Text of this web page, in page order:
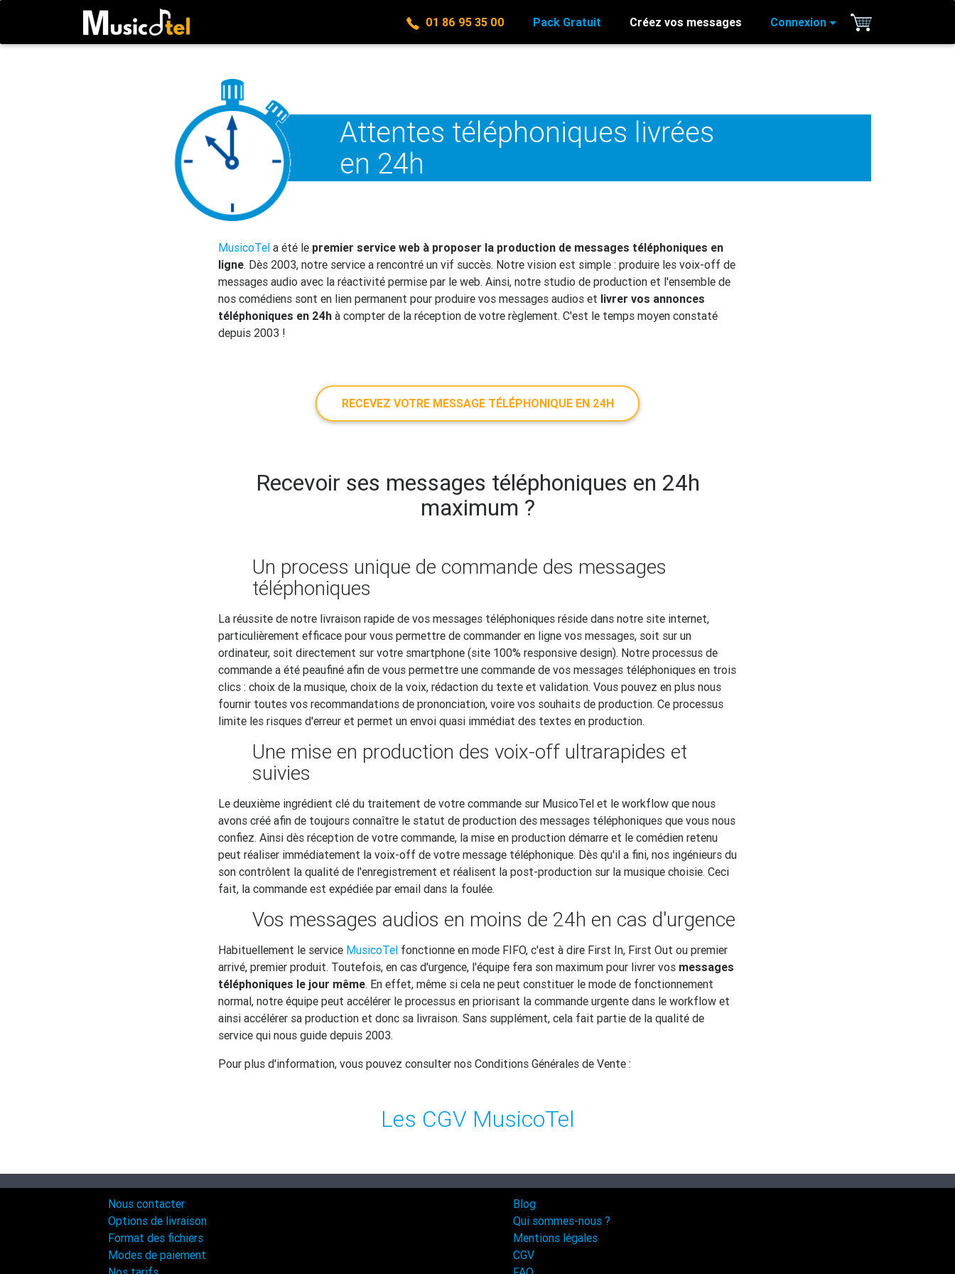
01 86 95 35 00 Pack Gratuit Créez vos messages Connexion
Attentes téléphoniques livrées
en 24h
MusicoTel a été le premier service web à proposer la production de messages téléphoniques en
ligne. Dès 2003, notre service a rencontré un vif succès. Notre vision est simple : produire les voix-off de
messages audio avec la réactivité permise par le web. Ainsi, notre studio de production et l'ensemble de
nos comédiens sont en lien permanent pour produire vos messages audios et livrer vos annonces
téléphoniques en 24h à compter de la réception de votre règlement. C'est le temps moyen constaté
depuis 2003 !
RECEVEZ VOTRE MESSAGE TÉLÉPHONIQUE EN 24H
Recevoir ses messages téléphoniques en 24h
maximum ?
Un process unique de commande des messages
téléphoniques
La réussite de notre livraison rapide de vos messages téléphoniques réside dans notre site internet,
particulièrement efficace pour vous permettre de commander en ligne vos messages, soit sur un
ordinateur, soit directement sur votre smartphone (site 100% responsive design). Notre processus de
commande a été peaufiné afin de vous permettre une commande de vos messages téléphoniques en trois
clics : choix de la musique, choix de la voix, rédaction du texte et validation. Vous pouvez en plus nous
fournir toutes vos recommandations de prononciation, voire vos souhaits de production. Ce processus
limite les risques d'erreur et permet un envoi quasi immédiat des textes en production.
Une mise en production des voix-off ultrarapides et
suivies
Le deuxième ingrédient clé du traitement de votre commande sur MusicoTel et le workflow que nous
avons créé afin de toujours connaître le statut de production des messages téléphoniques que vous nous
confiez. Ainsi dès réception de votre commande, la mise en production démarre et le comédien retenu
peut réaliser immédiatement la voix-off de votre message téléphonique. Dès qu'il a fini, nos ingénieurs du
son contrôlent la qualité de l'enregistrement et réalisent la post-production sur la musique choisie. Ceci
fait, la commande est expédiée par email dans la foulée.
Vos messages audios en moins de 24h en cas d'urgence
Habituellement le service MusicoTel fonctionne en mode FIFO, c'est à dire First In, First Out ou premier
arrivé, premier produit. Toutefois, en cas d'urgence, l'équipe fera son maximum pour livrer vos messages
téléphoniques le jour même. En effet, même si cela ne peut constituer le mode de fonctionnement
normal, notre équipe peut accélérer le processus en priorisant la commande urgente dans le workflow et
ainsi accélérer sa production et donc sa livraison. Sans supplément, cela fait partie de la qualité de
service qui nous guide depuis 2003.
Pour plus d'information, vous pouvez consulter nos Conditions Générales de Vente :
Les CGV MusicoTel
Nous contacter
Options de livraison
Format des fichiers
Modes de paiement
Blog
Qui sommes-nous ?
Mentions légales
CGV